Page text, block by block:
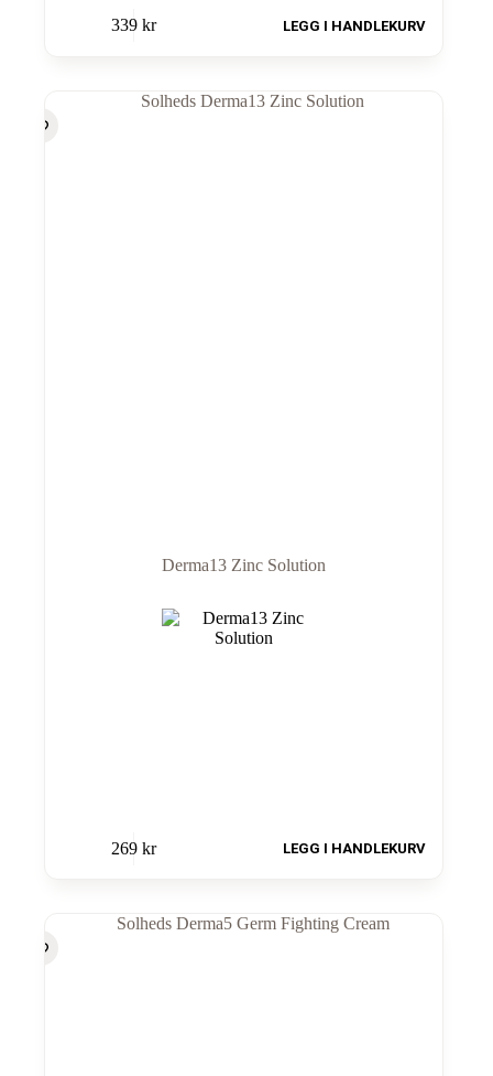
339 kr LEGG I HANDLEKURV
Derma13 Zinc Solution
269 kr LEGG I HANDLEKURV